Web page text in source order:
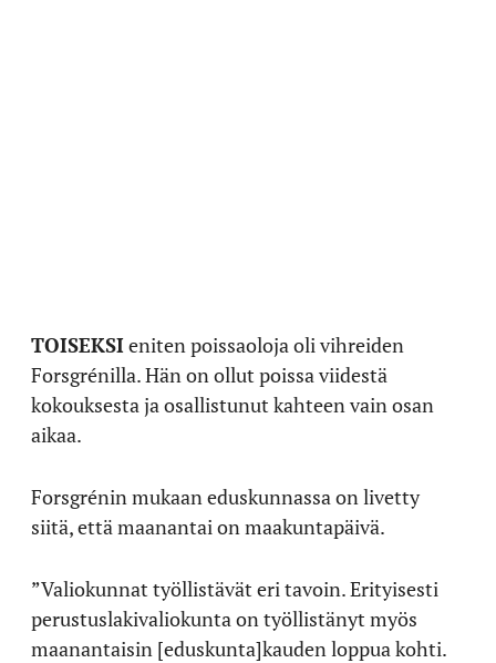
TOISEKSIeniten poissaoloja oli vihreiden
Forsgrénilla. Hän on ollut poissa viidestä
kokouksesta ja osallistunut kahteen vain osan
aikaa.
Forsgrénin mukaan eduskunnassa on livetty
siitä, että maanantai on maakuntapäivä.
”Valiokunnat työllistävät eri tavoin. Erityisesti
perustuslakivaliokunta on työllistänyt myös
maanantaisin [eduskunta]kauden loppua kohti.